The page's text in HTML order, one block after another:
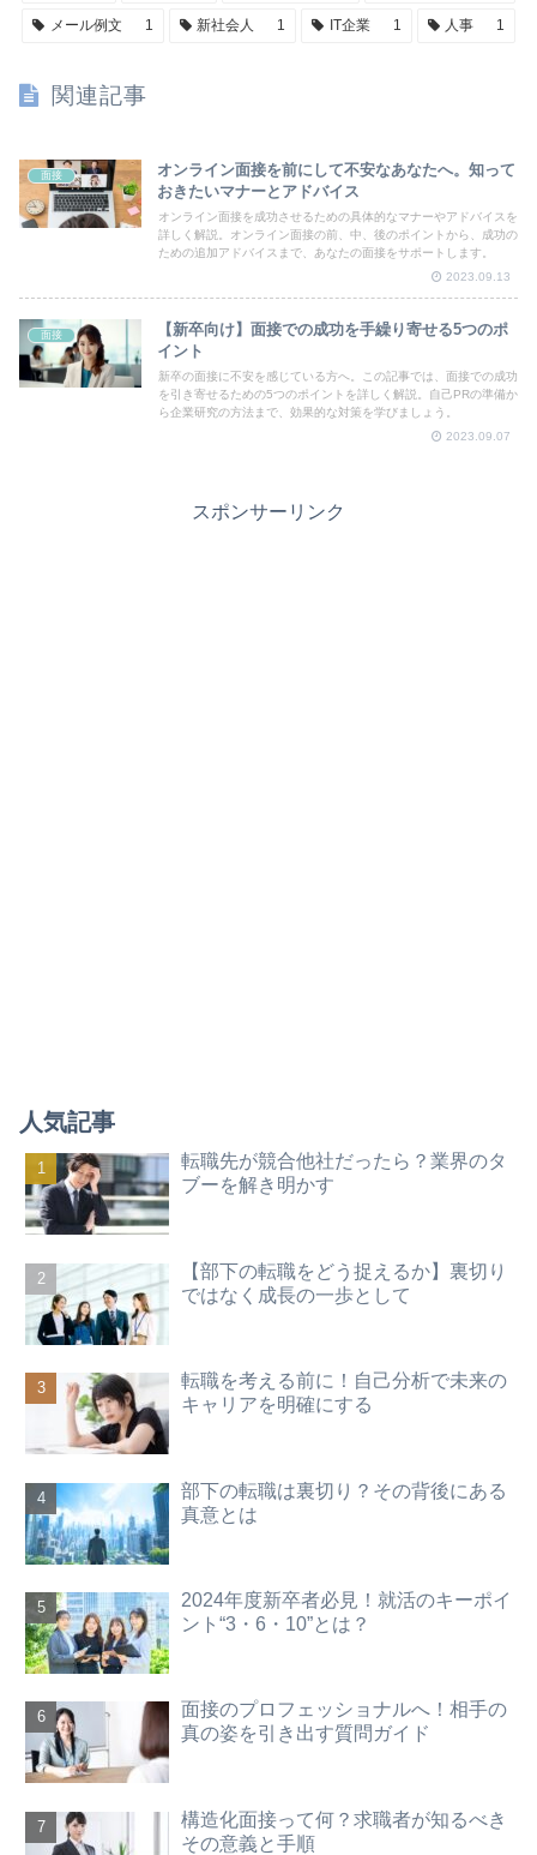
メール例文 1 新社会人 1 IT企業 1 人事 1
関連記事
面接
オンライン面接を前にして不安なあなたへ。知って
おきたいマナーとアドバイス
オンライン面接を成功させるための具体的なマナーやアドバイスを
詳しく解説。オンライン面接の前、中、後のポイントから、成功の
ための追加アドバイスまで、あなたの面接をサポートします。
2023.09.13
面接
【新卒向け】面接での成功を手繰り寄せる5つのポ
イント
新卒の面接に不安を感じている方へ。この記事では、面接での成功
を引き寄せるための5つのポイントを詳しく解説。自己PRの準備か
ら企業研究の方法まで、効果的な対策を学びましょう。
2023.09.07
スポンサーリンク
人気記事
転職先が競合他社だったら？業界のタ
ブーを解き明かす
【部下の転職をどう捉えるか】裏切り
ではなく成長の一歩として
転職を考える前に！自己分析で未来の
キャリアを明確にする
部下の転職は裏切り？その背後にある
真意とは
2024年度新卒者必見！就活のキーポイ
ント“3・6・10”とは？
面接のプロフェッショナルへ！相手の
真の姿を引き出す質問ガイド
構造化面接って何？求職者が知るべき
その意義と手順